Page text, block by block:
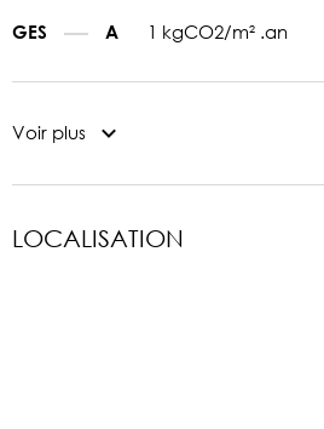
GES A 1 kgCO2/m² .an
Voir plus
LOCALISATION